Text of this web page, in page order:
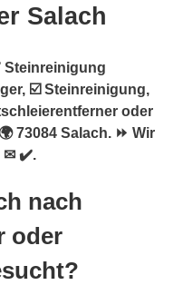
Salach
Steinreinigung
☑️ Steinreinigung,
oder
73084 Salach. ⏩ Wir
✉ ✔️.
nach
oder